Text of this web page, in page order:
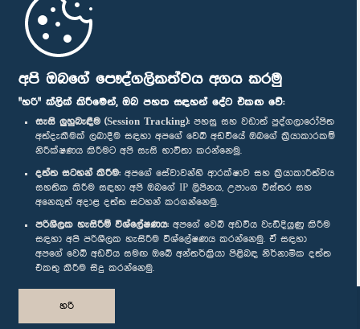
අපි ඔබගේ පෞද්ගලිකත්වය අගය කරමු
"හරි" ක්ලික් කිරීමෙන්, ඔබ පහත සඳහන් දේට එකඟ වේ:
සැසි ලුහුබැඳීම (Session Tracking): පහසු සහ වඩාත් පුද්ගලාරෝපිත
අත්දැකීමක් ලබාදීම සඳහා අපගේ වෙබ් අඩවියේ ඔබගේ ක්‍රියාකාරකම්
නිරීක්ෂණය කිරීමට අපි සැසි භාවිතා කරන්නෙමු.
දත්ත සටහන් කිරීම: අපගේ සේවාවන්හි ආරක්ෂාව සහ ක්‍රියාකාරීත්වය
සහතික කිරීම සඳහා අපි ඔබගේ IP ලිපිනය, උපාංග විස්තර සහ
අනෙකුත් අදාළ දත්ත සටහන් කරගන්නෙමු.
පරිශීලක හැසිරීම් විශ්ලේෂණය: අපගේ වෙබ් අඩවිය වැඩිදියුණු කිරීම
සඳහා අපි පරිශීලක හැසිරීම විශ්ලේෂණය කරන්නෙමු. ඒ සඳහා
අපගේ වෙබ් අඩවිය සමඟ ඔබේ අන්තර්ක්‍රියා පිළිබඳ නිර්නාමික දත්ත
එකතු කිරීම සිදු කරන්නෙමු.
හරි
මුල් පිටුව
පාර්ලිමේන්තු ජංගම යෙදුම
අප හා සම්බන්ධ වී සිටින්න :
සම්මාන
පෞද්ගලිකත්ව ප්‍රතිපත්තිය